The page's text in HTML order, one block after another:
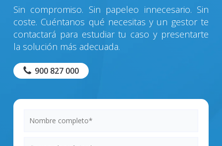
operación y nos pondremos en
contacto con usted para
informarle de los costes y
documentación necesaria para la
formalización de la operación.
condiciones acordadas.
Una vez cotejada toda la
Sin compromiso. Sin papeleo innecesario. Sin
coste. Cuéntanos qué necesitas y un gestor te
contactará para estudiar tu caso y presentarte
la solución más adecuada.
900 827 000